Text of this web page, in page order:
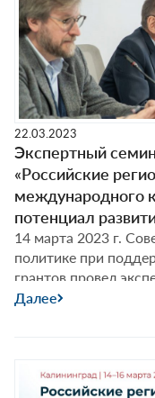
22.03.2023
Экспертный
«Российские
международного
потенциал
14 марта 2023 г.
политике при
грантов провел
международным
федеральным
Далее